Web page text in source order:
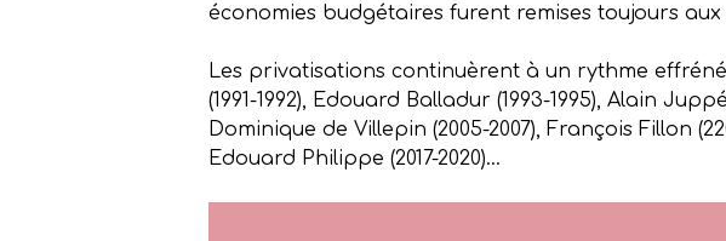
économies budgétaires furent remises toujours aux
Les privatisations continuèrent à un rythme effréné
(1991-1992), Edouard Balladur (1993-1995), Alain
Dominique de Villepin (2005-2007), François Fillon
Edouard Philippe (2017-2020)…